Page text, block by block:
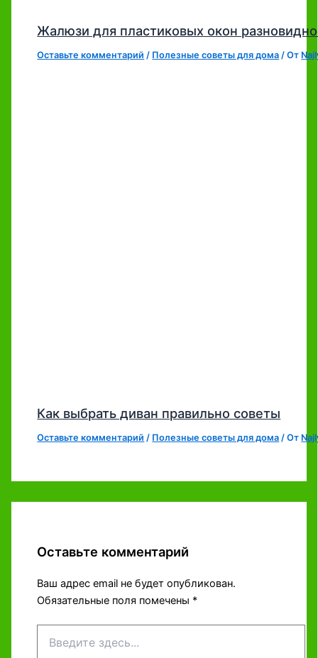
Жалюзи для пластиковых окон
Оставьте комментарий / Полезные советы для дома / От
Как выбрать диван правильно советы
Оставьте комментарий / Полезные советы для дома / От
Оставьте комментарий
Ваш адрес email не будет опубликован.
Обязательные поля помечены *
здесь...